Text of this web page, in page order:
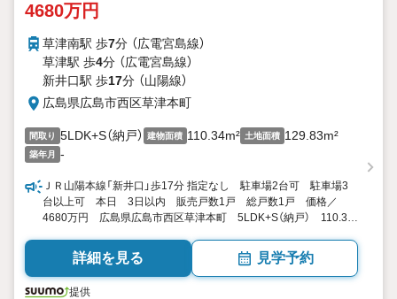
4680万円
草津南駅 歩7分 （広電宮島線）
草津駅 歩4分 （広電宮島線）
新井口駅 歩17分 （山陽線）
広島県広島市西区草津本町
間取り 5LDK+S（納戸） 建物面積 110.34m² 土地面積 129.83m²
築年月 -
ＪＲ山陽本線「新井口」歩17分 指定なし 駐車場2台可 駐車場3
台以上可 本日 3日以内 販売戸数1戸 総戸数1戸 価格／
4680万円 広島県広島市西区草津本町 5LDK+S（納戸） 110.34
詳細を見る 見学予約
提供